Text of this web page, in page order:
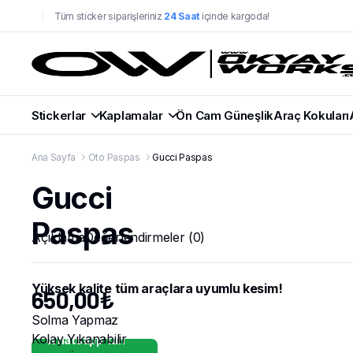
Tüm sticker siparişleriniz 24 Saat içinde kargoda!
Stickerlar Kaplamalar Ön Cam GüneşlikAraç Kokuları
Ana Sayfa Oto Paspas Gucci Paspas
Gucci
Paspas
650,00₺
Whatsapp'tan
Açıklama Değerlendirmeler (0)
Yüksek kalite tüm araçlara uyumlu kesim!
Solma Yapmaz
Kolay Yıkanabilir